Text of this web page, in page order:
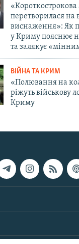
«Короткострокова
перетворилася на
виснаження»: Як
у Криму пояснює
та залякує
ВІЙНА ТА КРИМ
«Полювання на
ріжуть військову
Криму